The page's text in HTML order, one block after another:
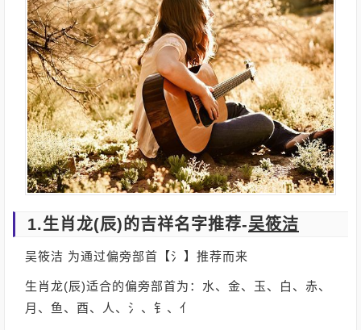
1.生肖龙(辰)的吉祥名字推荐-吴筱洁
吴筱洁 为通过偏旁部首【氵】推荐而来
生肖龙(辰)适合的偏旁部首为：水、金、玉、白、赤、
月、鱼、酉、人、氵、钅、亻